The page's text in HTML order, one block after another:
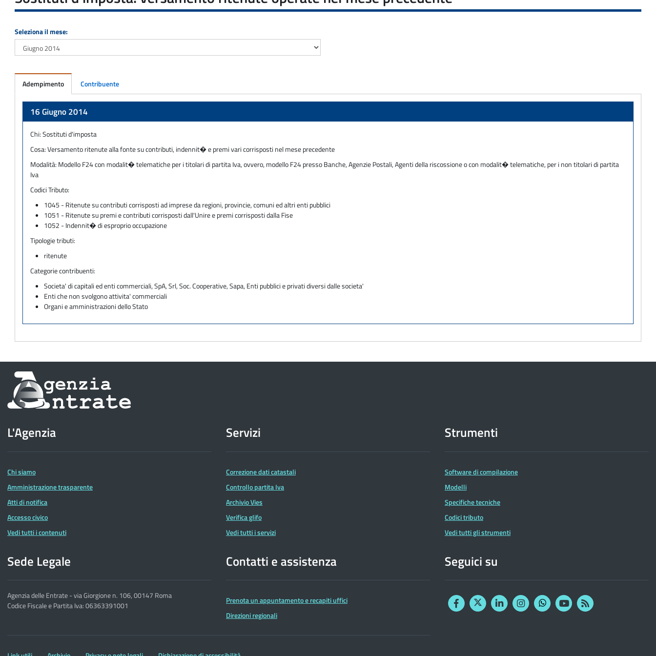
Seleziona il mese:
Adempimento Contribuente
16 Giugno 2014
Chi:Sostituti d'imposta
Cosa:Versamento ritenute alla fonte su contributi, indennit� e premi vari corrisposti nel mese precedente
Modalità: Modello F24 con modalit� telematiche per i titolari di partita Iva, ovvero, modello F24 presso Banche, Agenzie Postali, Agenti della riscossione o con modalit� telematiche, per i non titolari di partita
Iva
Codici Tributo:
1045 - Ritenute su contributi corrisposti ad imprese da regioni, provincie, comuni ed altri enti pubblici
1051 - Ritenute su premi e contributi corrisposti dall'Unire e premi corrisposti dalla Fise
1052 - Indennit� di esproprio occupazione
Tipologie tributi:
ritenute
Categorie contribuenti:
Societa' di capitali ed enti commerciali, SpA, Srl, Soc. Cooperative, Sapa, Enti pubblici e privati diversi dalle societa'
Enti che non svolgono attivita' commerciali
Organi e amministrazioni dello Stato
Informazioni
sul
dell'Agenzia
delle
Entrate
L'Agenzia
Chi siamo
Amministrazione trasparente
Atti di notifica
Accesso civico
Vedi tutti i contenuti
Servizi
Correzione dati catastali
Controllo partita Iva
Archivio Vies
Verifica glifo
Vedi tutti i servizi
Strumenti
Software di compilazione
Modelli
Specifiche tecniche
Codici tributo
Vedi tutti gli strumenti
Sede Legale
Agenzia delle Entrate - via Giorgione n. 106, 00147 Roma
Codice Fiscale e Partita Iva: 06363391001
Contatti e assistenza
Prenota un appuntamento e recapiti uffici
Direzioni regionali
Seguici su
FacebookTwitterLinkedinInstagram
YouTubeRSS
Altre